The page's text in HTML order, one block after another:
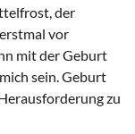
der
vor
mit der Geburt
sein. Geburt
zu